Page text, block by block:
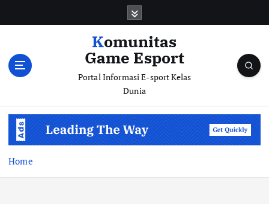
Komunitas
Game Esport
Portal Informasi E-sport Kelas
Dunia
Home